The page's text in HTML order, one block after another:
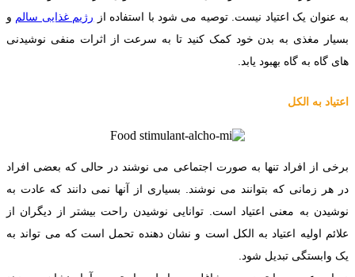
به عنوان یک اعتیاد نیست. توصیه می شود با استفاده از رژیم غذایی سالم و
بسیار مغذی به بدن خود کمک کنید تا به سرعت از اثرات منفی نوشیدنی
های گاه به گاه بهبود یابد.
اعتیاد به الکل
برخی از افراد تنها به صورت اجتماعی می نوشند در حالی که بعضی افراد
در هر زمانی که بتوانند می نوشند. بسیاری از آنها نمی دانند که عادت به
نوشیدن به معنی اعتیاد است. توانایی نوشیدن راحت بیشتر از دیگران از
علائم اولیه اعتیاد به الکل است و نشان دهنده تحمل است که می تواند به
یک وابستگی تبدیل شود.